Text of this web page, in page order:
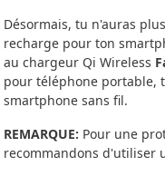
Désormais, tu n'auras
recharge pour ton
au chargeur Qi Wireless
pour téléphone portable,
smartphone sans fil.
REMARQUE: Pour une
recommandons d'utiliser